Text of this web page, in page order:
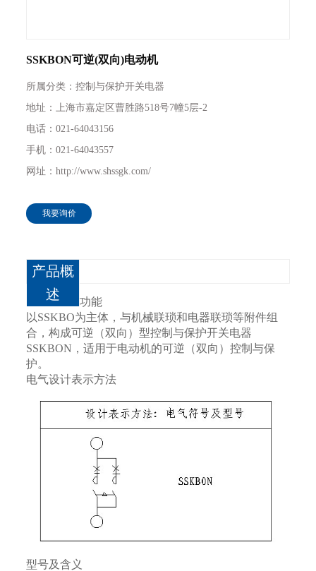
SSKBON可逆(双向)电动机
所属分类：控制与保护开关电器
地址：上海市嘉定区曹胜路518号7幢5层-2
电话：021-64043156
手机：021-64043557
网址：http://www.shssgk.com/
我要询价
产品概
述
功能
以SSKBO为主体，与机械联琐和电器联琐等附件组
合，构成可逆（双向）型控制与保护开关电器
SSKBON，适用于电动机的可逆（双向）控制与保
护。
电气设计表示方法
型号及含义